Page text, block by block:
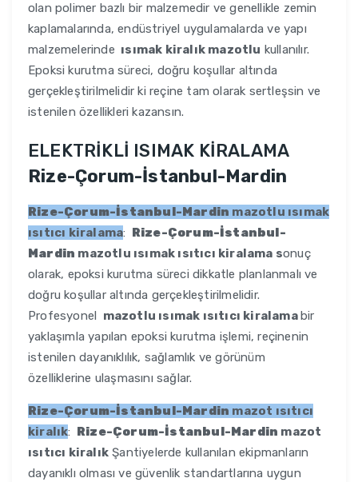
olan polimer bazlı bir malzemedir ve genellikle zemin
kaplamalarında, endüstriyel uygulamalarda ve yapı
malzemelerinde ısımak kiralık mazotlu kullanılır.
Epoksi kurutma süreci, doğru koşullar altında
gerçekleştirilmelidir ki reçine tam olarak sertleşsin ve
istenilen özellikleri kazansın.
ELEKTRİKLİ ISIMAK KİRALAMA
Rize-Çorum-İstanbul-Mardin
Rize-Çorum-İstanbul-Mardin mazotlu ısımak
ısıtıcı kiralama: Rize-Çorum-İstanbul-
Mardin mazotlu ısımak ısıtıcı kiralama sonuç
olarak, epoksi kurutma süreci dikkatle planlanmalı ve
doğru koşullar altında gerçekleştirilmelidir.
Profesyonel mazotlu ısımak ısıtıcı kiralamabir
yaklaşımla yapılan epoksi kurutma işlemi, reçinenin
istenilen dayanıklılık, sağlamlık ve görünüm
özelliklerine ulaşmasını sağlar.
Rize-Çorum-İstanbul-Mardin mazot ısıtıcı
kiralık: Rize-Çorum-İstanbul-Mardin mazot
ısıtıcı kiralık Şantiyelerde kullanılan ekipmanların
dayanıklı olması ve güvenlik standartlarına uygun